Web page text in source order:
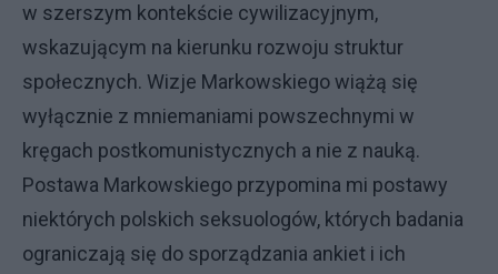
w szerszym kontekście cywilizacyjnym,
wskazującym na kierunku rozwoju struktur
społecznych. Wizje Markowskiego wiążą się
wyłącznie z mniemaniami powszechnymi w
kręgach postkomunistycznych a nie z nauką.
Postawa Markowskiego przypomina mi postawy
niektórych polskich seksuologów, których badania
ograniczają się do sporządzania ankiet i ich